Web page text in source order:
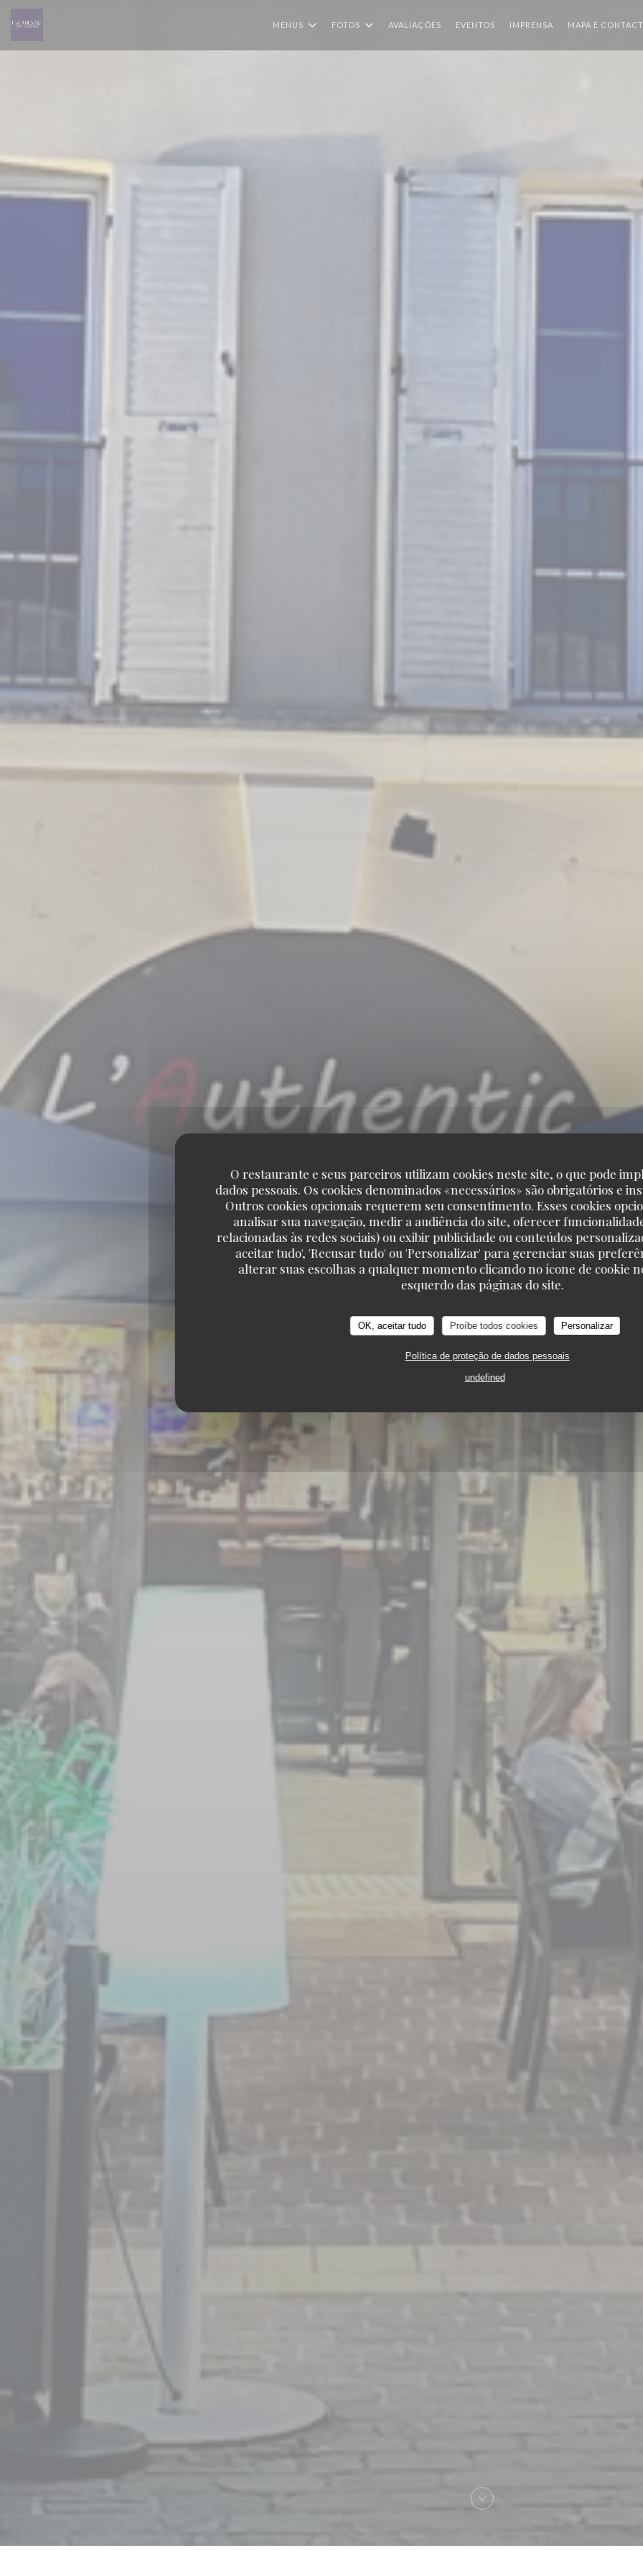
O restaurante e seus parceiros utilizam cookies neste site, o que pode
dados pessoais. Os cookies denominados «necessários» são obrigatórios e
Outros cookies opcionais requerem seu consentimento. Esses cookies
analisar sua navegação, medir a audiência do site, oferecer
relacionadas às redes sociais) ou exibir publicidade ou conteúdos
aceitar tudo', 'Recusar tudo' ou 'Personalizar' para gerenciar suas
alterar suas escolhas a qualquer momento clicando no ícone de cookie
esquerdo das páginas do site.
OK, aceitar tudo Proíbe todos cookies Personalizar
Política de proteção de dados pessoais
undefined
MENUS FOTOS AVALIAÇÕES EVENTOS IMPRENSA MAPA E